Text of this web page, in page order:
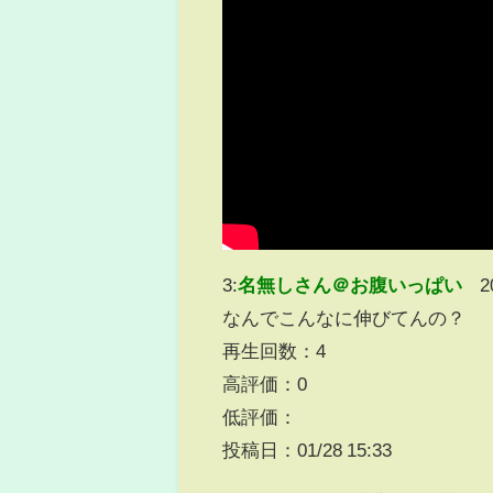
3:名無しさん＠お腹いっぱい
なんでこんなに伸びてんの？
再生回数：4
高評価：0
低評価：
投稿日：01/28 15:33